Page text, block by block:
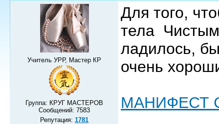
Учитель УРР, Мастер КР
Группа: КРУГ МАСТЕРОВ
Сообщений: 7583
Репутация: 1781
Для того,
тела
ладилось,
очень
МАНИФЕСТ